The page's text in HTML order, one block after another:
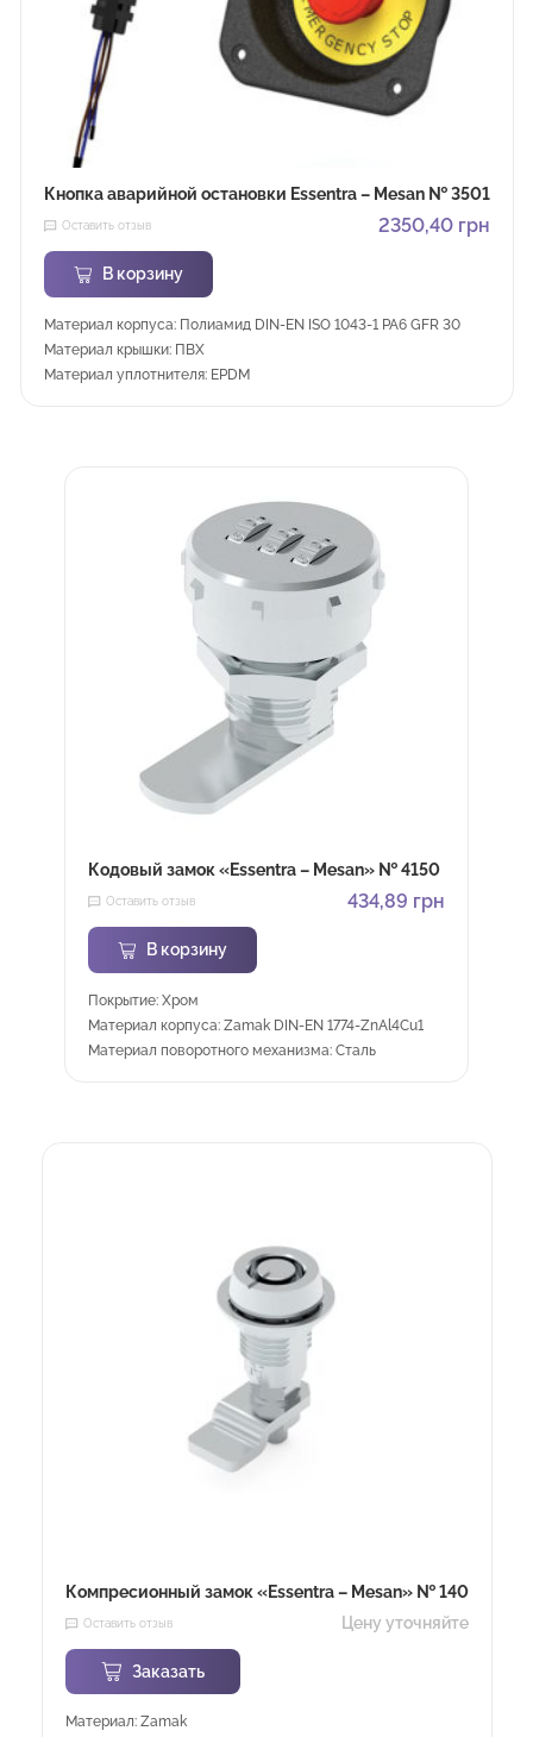
Кнопка аварийной остановки Essentra – Mesan № 3501
Оставить отзыв 2350,40 грн
В корзину
Материал корпуса: Полиамид DIN-EN ISO 1043-1 PA6 GFR 30
Материал крышки: ПВХ
Материал уплотнителя: EPDM
Кодовый замок «Essentra – Mesan» № 4150
Оставить отзыв 434,89 грн
В корзину
Покрытие: Хром
Материал корпуса: Zamak DIN-EN 1774-ZnAl4Cu1
Материал поворотного механизма: Сталь
Компресионный замок «Essentra – Mesan» № 140
Оставить отзыв Цену уточняйте
Заказать
Материал: Zamak